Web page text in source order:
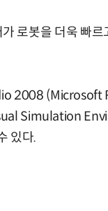
로봇을 더욱 빠
2008 (Microsoft
Simulation
있다.